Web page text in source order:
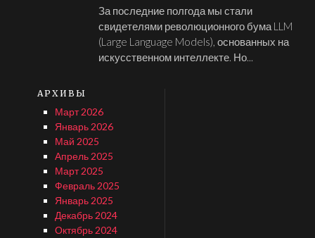
За последние полгода мы стали
свидетелями революционного бума LLM
(Large Language Models), основанных на
искусственном интеллекте. Но...
АРХИВЫ
Март 2026
Январь 2026
Май 2025
Апрель 2025
Март 2025
Февраль 2025
Январь 2025
Декабрь 2024
Октябрь 2024